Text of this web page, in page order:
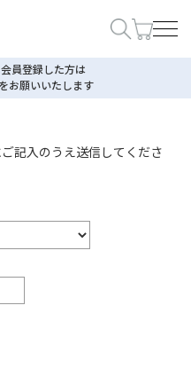
員登録した方は
をお願いいたします
記入のうえ送信してくださ